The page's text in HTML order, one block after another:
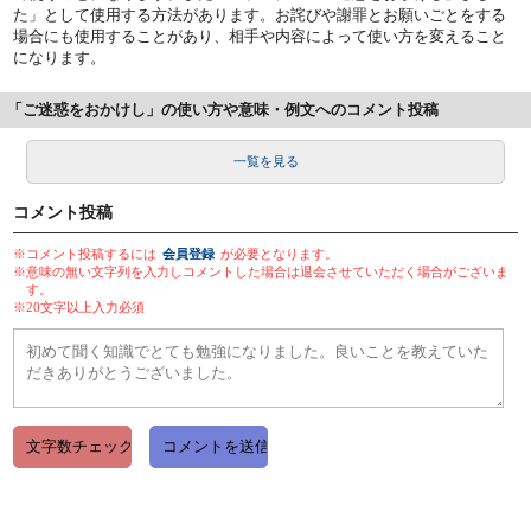
た」として使用する方法があります。お詫びや謝罪とお願いごとをする
場合にも使用することがあり、相手や内容によって使い方を変えること
になります。
「ご迷惑をおかけし」の使い方や意味・例文へのコメント投稿
一覧を見る
コメント投稿
※コメント投稿するには 会員登録 が必要となります。
※意味の無い文字列を入力しコメントした場合は退会させていただく場合がございま
す。
※20文字以上入力必須